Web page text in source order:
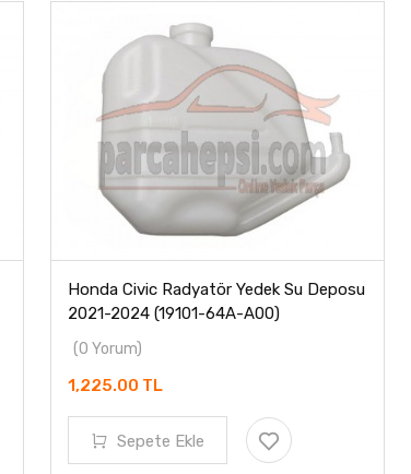
Honda Civic Radyatör Yedek Su Deposu
2021-2024 (19101-64A-A00)
(0 Yorum)
1,225.00 TL
Sepete Ekle